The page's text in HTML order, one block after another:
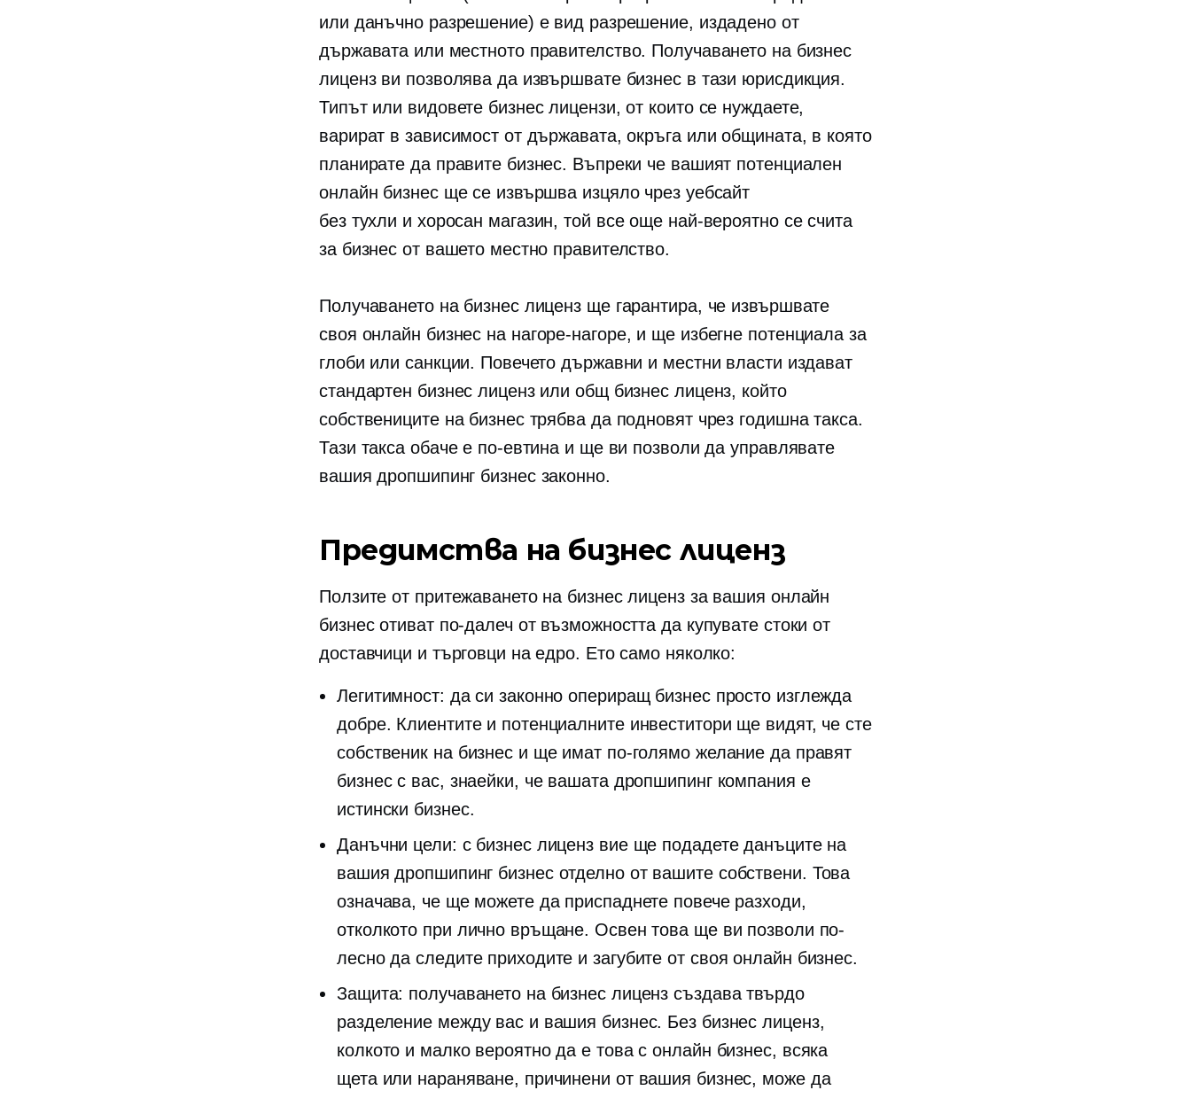
или данъчно разрешение) е вид разрешение, издадено от
държавата или местното правителство. Получаването на бизнес
лиценз ви позволява да извършвате бизнес в тази юрисдикция.
Типът или видовете бизнес лицензи, от които се нуждаете,
варират в зависимост от държавата, окръга или общината, в която
планирате да правите бизнес. Въпреки че вашият потенциален
онлайн бизнес ще се извършва изцяло чрез уебсайт
без тухли и хоросан магазин, той все още най-вероятно се счита
за бизнес от вашето местно правителство.
Получаването на бизнес лиценз ще гарантира, че извършвате
своя онлайн бизнес на нагоре-нагоре, и ще избегне потенциала за
глоби или санкции. Повечето държавни и местни власти издават
стандартен бизнес лиценз или общ бизнес лиценз, който
собствениците на бизнес трябва да подновят чрез годишна такса.
Тази такса обаче е по-евтина и ще ви позволи да управлявате
вашия дропшипинг бизнес законно.
Предимства на бизнес лиценз
Ползите от притежаването на бизнес лиценз за вашия онлайн
бизнес отиват по-далеч от възможността да купувате стоки от
доставчици и търговци на едро. Ето само няколко:
Легитимност: да си законно опериращ бизнес просто изглежда
добре. Клиентите и потенциалните инвеститори ще видят, че сте
собственик на бизнес и ще имат по-голямо желание да правят
бизнес с вас, знаейки, че вашата дропшипинг компания е
истински бизнес.
Данъчни цели: с бизнес лиценз вие ще подадете данъците на
вашия дропшипинг бизнес отделно от вашите собствени. Това
означава, че ще можете да приспаднете повече разходи,
отколкото при лично връщане. Освен това ще ви позволи по-
лесно да следите приходите и загубите от своя онлайн бизнес.
Защита: получаването на бизнес лиценз създава твърдо
разделение между вас и вашия бизнес. Без бизнес лиценз,
колкото и малко вероятно да е това с онлайн бизнес, всяка
щета или нараняване, причинени от вашия бизнес, може да